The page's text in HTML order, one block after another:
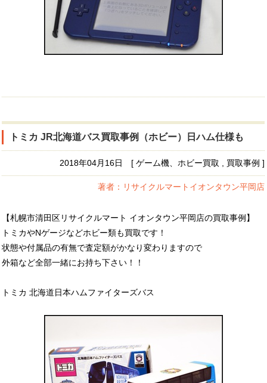
トミカ JR北海道バス買取事例（ホビー）日ハム仕様も
2018年04月16日 [ ゲーム機、ホビー買取 , 買取事例 ]
著者：リサイクルマートイオンタウン平岡店
【札幌市清田区リサイクルマート イオンタウン平岡店の買取事例】
トミカやNゲージなどホビー類も買取です！
状態や付属品の有無で査定額がかなり変わりますので
外箱など全部一緒にお持ち下さい！！
トミカ 北海道日本ハムファイターズバス